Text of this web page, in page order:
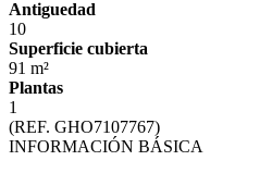
Antiguedad
10
Superficie cubierta
91 m²
Plantas
1
(REF. GHO7107767)
INFORMACIÓN BÁSICA